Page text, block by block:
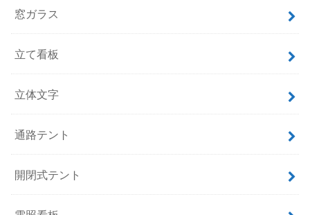
窓ガラス
立て看板
立体文字
通路テント
開閉式テント